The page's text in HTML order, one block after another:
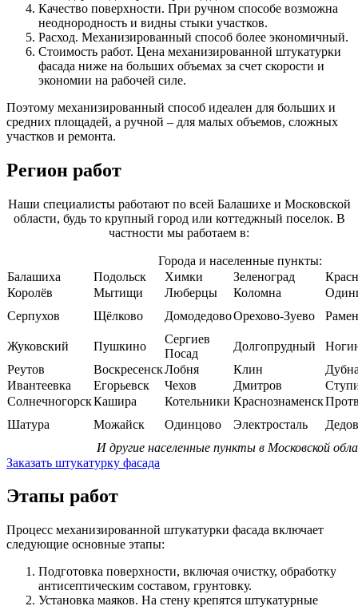
Качество поверхности. При ручном способе возможна
неоднородность и видны стыки участков.
Расход. Механизированный способ более экономичный.
Стоимость работ. Цена механизированной штукатурки
фасада ниже на больших объемах за счет скорости и
экономии на рабочей силе.
Поэтому механизированный способ идеален для больших и
средних площадей, а ручной – для малых объемов, сложных
участков и ремонта.
Регион работ
Наши специалисты работают по всей Балашихе и Московской
области, будь то крупный город или коттеджный поселок. В
частности мы работаем в:
Города и населенные пункты:
Балашиха
Подольск Химки Зеленоград
Королёв
Мытищи Люберцы Коломна
Серпухов
Щёлково ДомодедовоОрехово-Зуево
Жуковский Пушкино
Сергиев
Посад
Долгопрудный
Реутов
ВоскресенскЛобня Клин
Ивантеевка
Егорьевск Чехов Дмитров
СолнечногорскКашира Котельники Краснознаменск
Шатура
Можайск Одинцово Электросталь
И другие населенные пункты в Московской
Заказать штукатурку фасада
Этапы работ
Процесс механизированной штукатурки фасада включает
следующие основные этапы:
Подготовка поверхности, включая очистку, обработку
антисептическим составом, грунтовку.
Установка маяков. На стену крепятся штукатурные